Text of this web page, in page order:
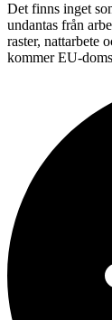
Det finns inget
undantas från
raster, nattarbete
kommer EU-